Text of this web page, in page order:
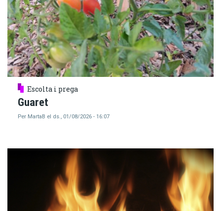
Escolta i prega
Guaret
Per MartaB el ds., 01/08/2026 - 16:07